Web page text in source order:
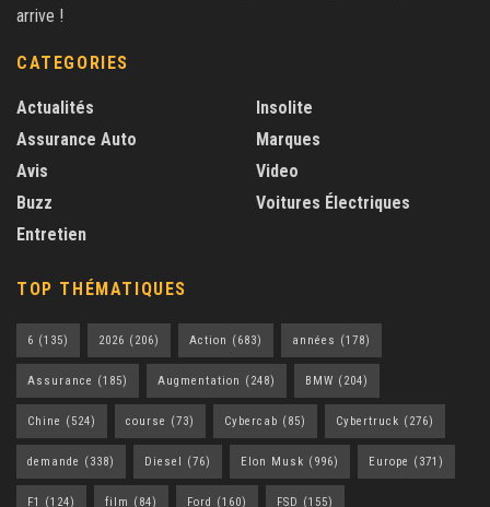
arrive !
CATEGORIES
Actualités
Assurance Auto
Avis
Buzz
Entretien
Insolite
Marques
Video
Voitures Électriques
TOP THÉMATIQUES
6 (135) 2026 (206) Action (683) années (178)
Assurance (185) Augmentation (248) BMW (204)
Chine (524) course (73) Cybercab (85) Cybertruck (276)
demande (338) Diesel (76) Elon Musk (996) Europe (371)
F1 (124) film (84) Ford (160) FSD (155)